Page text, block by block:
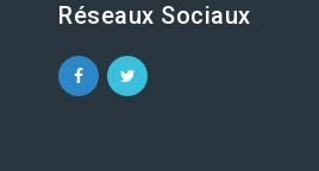
Réseaux Sociaux